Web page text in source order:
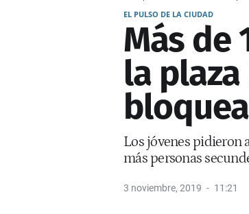
EL PULSO DE LA CIUDAD
Más de
la
Los jóvenes pidieron
más personas
3 noviembre, 2019 11:21